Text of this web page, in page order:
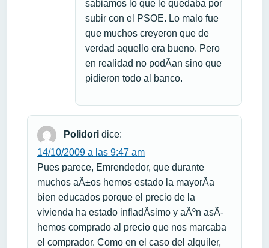
sabiamos lo que le quedaba por
subir con el PSOE. Lo malo fue
que muchos creyeron que de
verdad aquello era bueno. Pero
en realidad no podÃ­an sino que
pidieron todo al banco.
Polidori dice:
14/10/2009 a las 9:47 am
Pues parece, Emrendedor, que durante
muchos aÃ±os hemos estado la mayorÃ­a
bien educados porque el precio de la
vivienda ha estado infladÃ­simo y aÃºn asÃ­
hemos comprado al precio que nos marcaba
el comprador. Como en el caso del alquiler,